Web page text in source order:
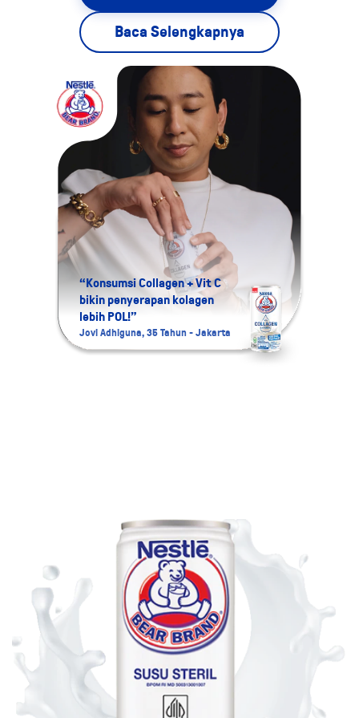
Baca Selengkapnya
“Konsumsi Collagen + Vit C
bikin penyerapan kolagen
lebih POL!”
Jovi Adhiguna, 35 Tahun - Jakarta